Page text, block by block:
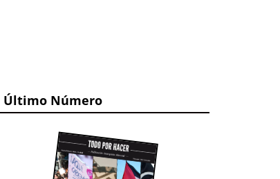
Último Número